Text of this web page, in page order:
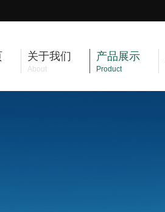
关于我们
About
产品展示
Product